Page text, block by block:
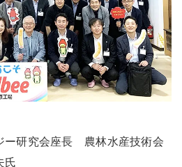
ー研究会座長 農林水産技術会
氏